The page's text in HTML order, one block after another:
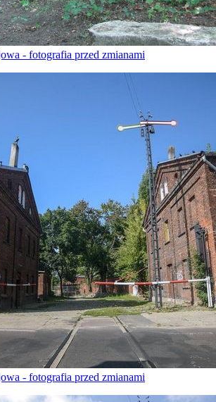
- fotografia przed zmianami
- fotografia przed zmianami